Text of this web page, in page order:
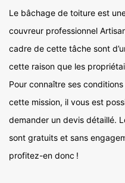
Le bâchage de toiture est
couvreur professionnel
cadre de cette tâche sont
cette raison que les
Pour connaître ses
cette mission, il vous est
demander un devis détaillé.
sont gratuits et sans
profitez-en donc !